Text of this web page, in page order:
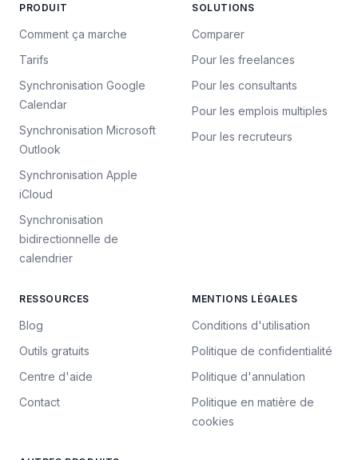
PRODUIT
Comment ça marche
Tarifs
Synchronisation Google
Calendar
Synchronisation Microsoft
Outlook
Synchronisation Apple
iCloud
Synchronisation
bidirectionnelle de
calendrier
SOLUTIONS
Comparer
Pour les freelances
Pour les consultants
Pour les emplois multiples
Pour les recruteurs
RESSOURCES
Blog
Outils gratuits
Centre d'aide
Contact
MENTIONS LÉGALES
Conditions d'utilisation
Politique de confidentialité
Politique d'annulation
Politique en matière de
cookies